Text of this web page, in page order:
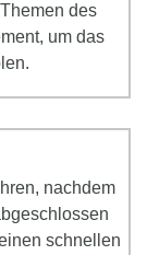
des
um das
nachdem
schnellen